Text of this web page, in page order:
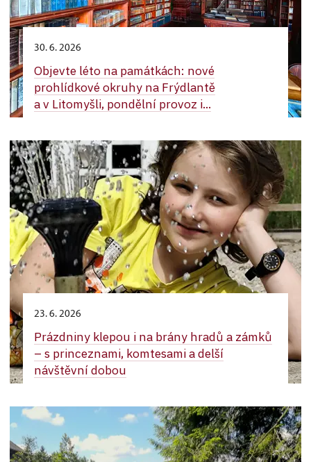
30. 6. 2026
Objevte léto na památkách: nové
prohlídkové okruhy na Frýdlantě
a v Litomyšli, pondělní provoz i...
23. 6. 2026
Prázdniny klepou i na brány hradů a zámků
– s princeznami, komtesami a delší
návštěvní dobou